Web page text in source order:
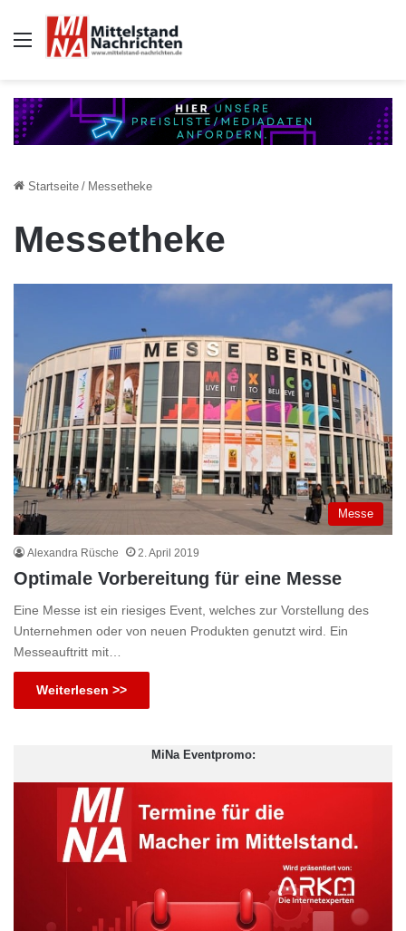
Auswahl
Startseite / Messetheke
Messetheke
Messe
Alexandra Rüsche 2. April 2019
Optimale Vorbereitung für eine Messe
Eine Messe ist ein riesiges Event, welches zur Vorstellung des
Unternehmen oder von neuen Produkten genutzt wird. Ein
Messeauftritt mit…
Weiterlesen >>
MiNa Eventpromo: